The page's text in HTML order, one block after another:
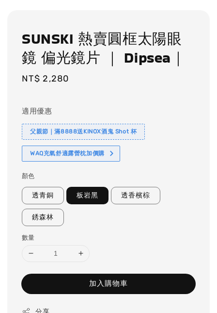
SUNSKI 熱賣圓框太陽眼
鏡 偏光鏡片 ｜ Dipsea｜
Regular
NT$ 2,280
適用優惠
父親節｜滿8888送KINOX酒鬼 Shot 杯
WAQ充氣舒適露營枕加價購
顏色
透青銅 板岩黑 透香檳棕
銹森林
數量
加入購物車